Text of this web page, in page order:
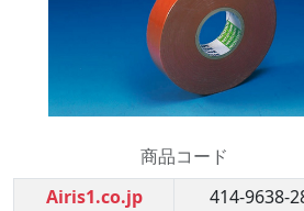
商品コード
Airis1.co.jp
414-9638-